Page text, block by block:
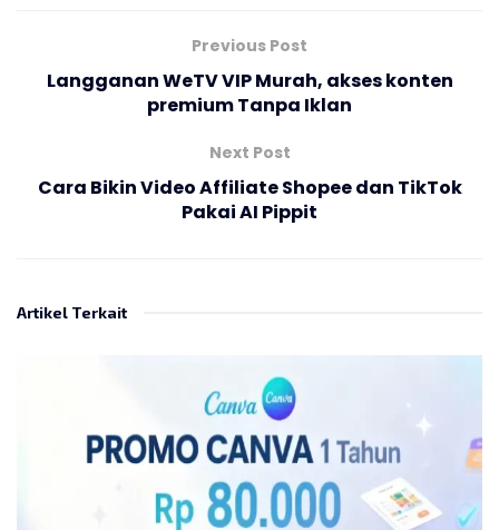
Previous Post
Langganan WeTV VIP Murah, akses konten
premium Tanpa Iklan
Next Post
Cara Bikin Video Affiliate Shopee dan TikTok
Pakai AI Pippit
Artikel Terkait